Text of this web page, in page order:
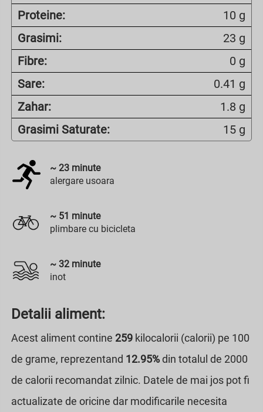
Proteine:
10 g
Grasimi:
23 g
Fibre:
0 g
Sare:
0.41 g
Zahar:
1.8 g
Grasimi Saturate:
15 g
~ 23 minute
alergare usoara
~ 51 minute
plimbare cu bicicleta
~ 32 minute
inot
Detalii aliment:
Acest aliment contine 259 kilocalorii (calorii) pe 100
de grame, reprezentand 12.95%din totalul de 2000
de calorii recomandat zilnic. Datele de mai jos pot fi
actualizate de oricine dar modificarile necesita